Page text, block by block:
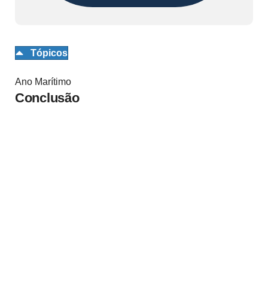
Tópicos
Ano Marítimo
Conclusão